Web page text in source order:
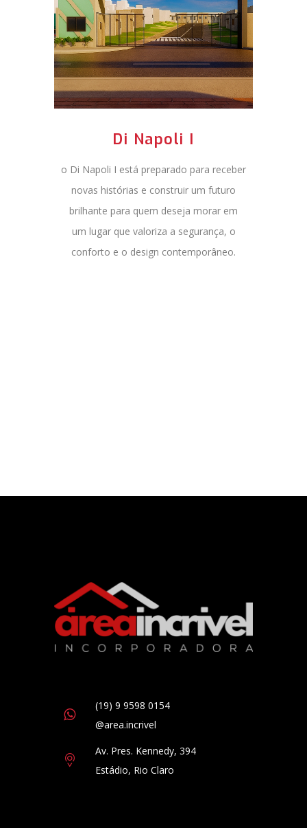
Di Napoli I
o Di Napoli I está preparado para receber
novas histórias e construir um futuro
brilhante para quem deseja morar em
um lugar que valoriza a segurança, o
conforto e o design contemporâneo.
(19) 9 9598 0154
@area.incrivel
Av. Pres. Kennedy, 394
Estádio, Rio Claro